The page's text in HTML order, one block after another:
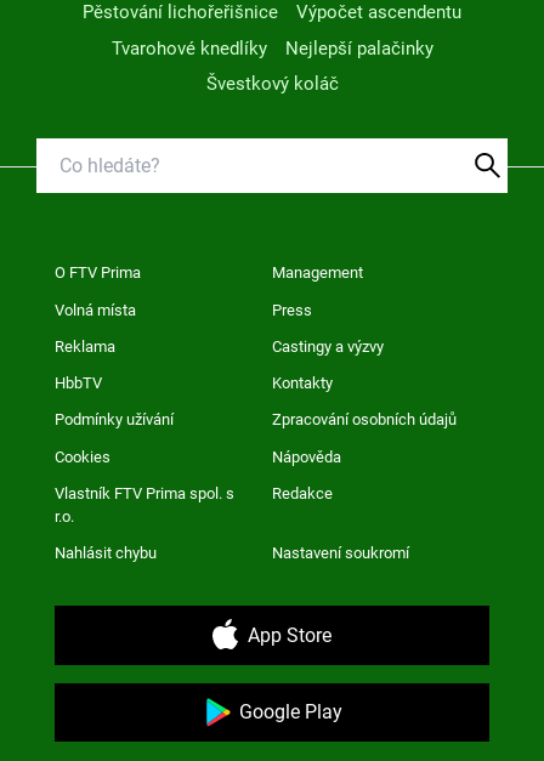
Pěstování lichořeřišnice
Výpočet ascendentu
Tvarohové knedlíky
Nejlepší palačinky
Švestkový koláč
O FTV Prima Management
Volná místa Press
Reklama Castingy a výzvy
HbbTV Kontakty
Podmínky užívání Zpracování osobních údajů
Cookies Nápověda
Vlastník FTV Prima spol. s
r.o.
Redakce
Nahlásit chybu Nastavení soukromí
App Store
Google Play